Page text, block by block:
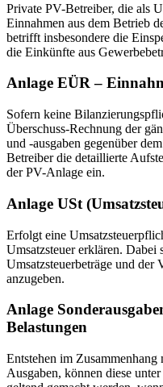
Private PV-Betreiber, die als
Einnahmen aus dem Betrieb
betrifft insbesondere die
die Einkünfte aus
Anlage EÜR –
Sofern keine
Überschuss-Rechnung der
und -ausgaben gegenüber
Betreiber die detaillierte
der PV-Anlage ein.
Anlage USt
Erfolgt eine
Umsatzsteuer erklären. Dabei
Umsatzsteuerbeträge und der
anzugeben.
Anlage
Belastungen
Entstehen im
Ausgaben, können diese